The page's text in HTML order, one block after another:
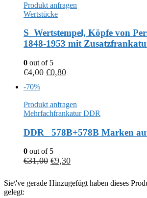
Produkt anfragen
Wertstücke
S_Wertstempel, Köpfe von
1848-1953 mit
0 out of 5
€4,00 €0,80
-70%
Produkt anfragen
Mehrfachfrankatur DDR
DDR_ 578B+578B Marken
0 out of 5
€31,00 €9,30
Sie\'ve gerade Hinzugefügt haben dieses
gelegt: